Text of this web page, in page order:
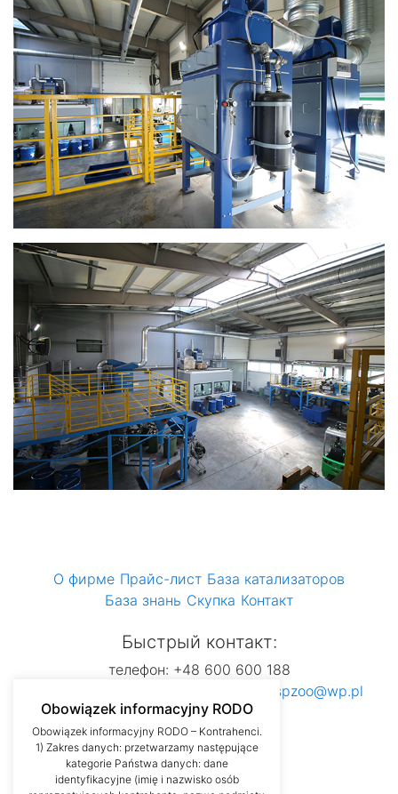
О фирме Прайс-лист База катализаторов
База знань Скупка Контакт
Быстрый контакт:
телефон: +48 600 600 188
dsautospzoo@wp.pl
Obowiązek informacyjny RODO
Obowiązek informacyjny RODO – Kontrahenci.
1) Zakres danych: przetwarzamy następujące
kategorie Państwa danych: dane
identyfikacyjne (imię i nazwisko osób